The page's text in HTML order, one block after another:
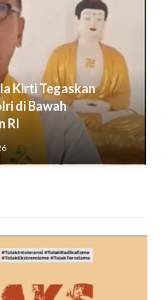
Kirti Tegaskan
di Bawah
RI